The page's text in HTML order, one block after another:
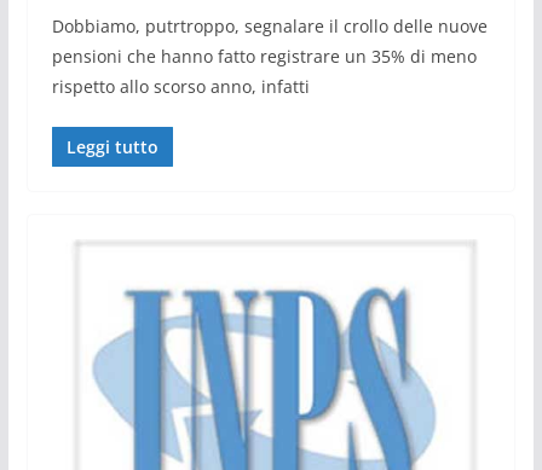
Dobbiamo, putrtroppo, segnalare il crollo delle nuove
pensioni che hanno fatto registrare un 35% di meno
rispetto allo scorso anno, infatti
Leggi tutto